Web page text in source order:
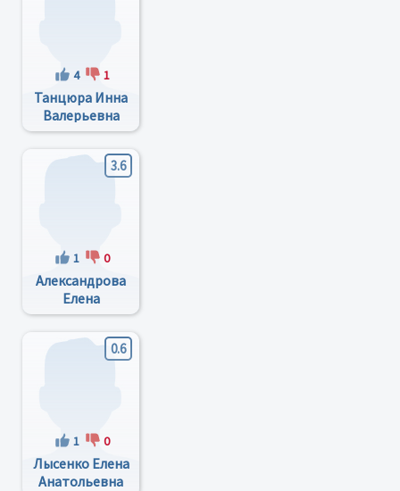
4 1
Танцюра Инна
Валерьевна
3.6
1 0
Александрова
Елена
Станиславовна
0.6
1 0
Лысенко Елена
Анатольевна